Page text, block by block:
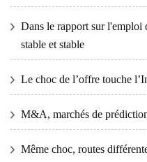
Dans le rapport sur l'emploi
stable et stable
Le choc de l’offre touche
M&A, marchés de
Même choc, routes